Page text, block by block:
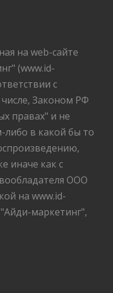
на web-сайте
(www.id-
с
Законом РФ
правах" и не
в какой бы то
иначе как с
ООО
на www.id-
маркетинг",